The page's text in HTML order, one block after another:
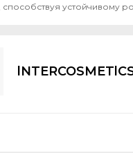
устойчивому